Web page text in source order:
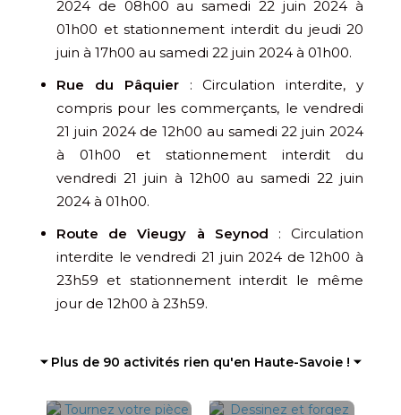
2024 de 08h00 au samedi 22 juin 2024 à
01h00 et stationnement interdit du jeudi 20
juin à 17h00 au samedi 22 juin 2024 à 01h00.
Rue du Pâquier: Circulation interdite, y
compris pour les commerçants, le vendredi
21 juin 2024 de 12h00 au samedi 22 juin 2024
à 01h00 et stationnement interdit du
vendredi 21 juin à 12h00 au samedi 22 juin
2024 à 01h00.
Route de Vieugy à Seynod : Circulation
interdite le vendredi 21 juin 2024 de 12h00 à
23h59 et stationnement interdit le même
jour de 12h00 à 23h59.
⏷ Plus de 90 activités rien qu'en Haute-Savoie ! ⏷